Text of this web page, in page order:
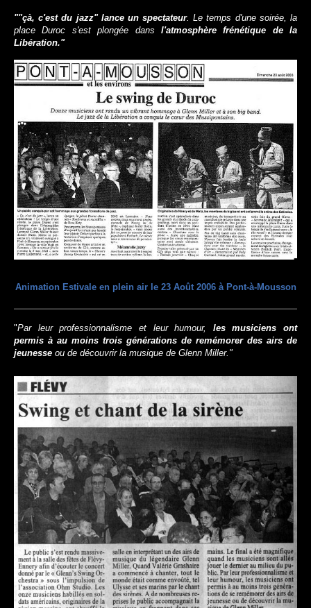
""çà, c'est du jazz" lance un spectateur. Le temps d'une soirée, la
place Duroc s'est plongée dans l'atmosphère frénétique de la
Libération."
Animation Estivale en plein air le 23 Août 2006 à Pont-à-Mousson
"Par leur professionnalisme et leur humour, les musiciens ont
permis à au moins trois générations de remémorer des airs de
jeunesse ou de découvrir la musique de Glenn Miller."